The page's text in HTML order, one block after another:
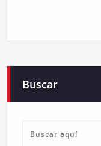
Buscar